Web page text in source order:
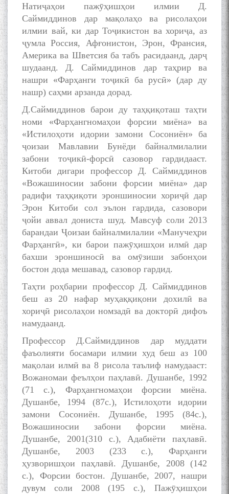
Натиҷаҳои пажӯҳишҳои илмии Д.
Саймиддинов дар мақолаҳо ва рисолаҳои
илмии вай, ки дар Тоҷикистон ва хориҷа, аз
ҷумла Россия, Афғонистон, Эрон, Франсия,
Америка ва Шветсия ба табъ расидаанд, дарҷ
шудаанд. Д. Саймиддинов дар таҳрир ва
нашри «Фарҳанги тоҷикӣ ба русӣ» (дар ду
нашр) саҳми арзанда дорад.
Д.Саймиддинов барои ду таҳқиқоташ таҳти
номи «Фарҳангномаҳои форсии миёна» ва
«Истилоҳоти идории замони Сосониён» ба
ҷоизаи Мавлавии Бунёди байналмилалии
забони тоҷикӣ-форсӣ сазовор гардидааст.
Китоби дигари профессор Д. Саймиддинов
«Вожашиносии забони форсии миёна» дар
радифи таҳқиқоти эроншиносии хориҷӣ дар
Эрон Китоби сол эълон гардида, сазовори
ҷойи аввал дониста шуд. Мавсуф соли 2013
барандаи Ҷоизаи байналмилалии «Манучеҳри
Фарҳангӣ», ки барои пажӯҳишҳои илмӣ дар
бахши эроншиносӣ ва омӯзиши забонҳои
бостон дода мешавад, сазовор гардид.
Таҳти роҳбарии профессор Д. Саймиддинов
беш аз 20 нафар муҳаққиқони дохилӣ ва
хориҷӣ рисолаҳои номзадӣ ва докторӣ дифоъ
намудаанд.
Профессор Д.Саймиддинов дар муддати
фаъолияти босамари илмии худ беш аз 100
мақолаи илмӣ ва 8 рисола таълиф намудааст:
Вожаномаи феълҳои паҳлавӣ. Душанбе, 1992
(71 с.), Фарҳангномаҳои форсии миёна.
Душанбе, 1994 (87с.), Истилоҳоти идории
замони Сосониён. Душанбе, 1995 (84с.),
Вожашиносии забони форсии миёна.
Душанбе, 2001(310 с.), Адабиёти паҳлавӣ.
Душанбе, 2003 (233 с.), Фарҳанги
ҳузворишҳои паҳлавӣ. Душанбе, 2008 (142
с.), Форсии бостон. Душанбе, 2007, нашри
дувум соли 2008 (195 с.), Пажӯҳишҳои